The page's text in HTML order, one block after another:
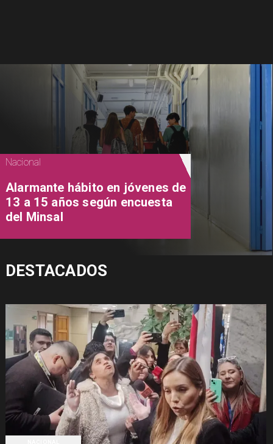
Nacional
Alarmante hábito en jóvenes de
13 a 15 años según encuesta
del Minsal
DESTACADOS